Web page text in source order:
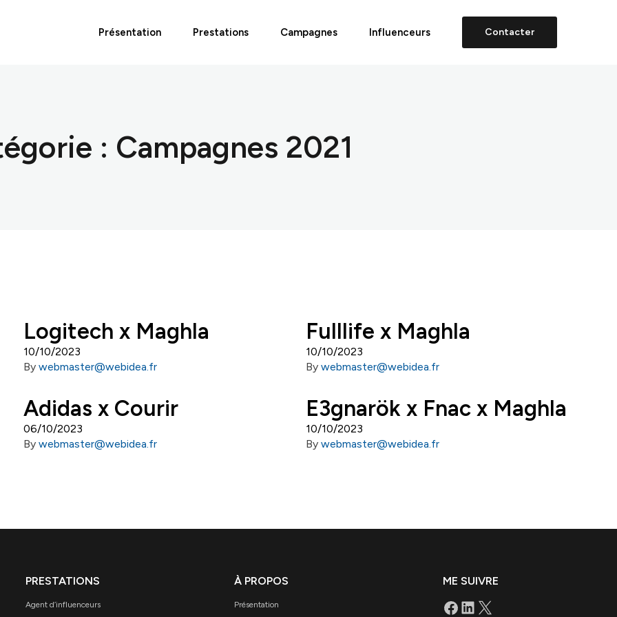
Présentation Prestations Campagnes Influenceurs Contacter
: Campagnes 2021
Logitech x Maghla
10/10/2023
By webmaster@webidea.fr
Fulllife x Maghla
10/10/2023
By webmaster@webidea.fr
Adidas x Courir
06/10/2023
By webmaster@webidea.fr
E3gnarök x Fnac x Maghla
10/10/2023
By webmaster@webidea.fr
PRESTATIONS
Agent d’influenceurs
À PROPOS
Présentation
ME SUIVRE